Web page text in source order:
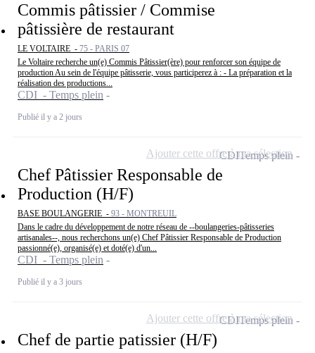
Commis pâtissier / Commise
pâtissière de restaurant
LE VOLTAIRE - 75 - PARIS 07
Le Voltaire recherche un(e) Commis Pâtissier(ère) pour renforcer son équipe de
production Au sein de l'équipe pâtisserie, vous participerez à : - La préparation et la
réalisation des productions...
CDI - Temps plein
Publié il y a 2 jours
Chef Pâtissier Responsable de
Production (H/F)
BASE BOULANGERIE - 93 - MONTREUIL
Dans le cadre du développement de notre réseau de --boulangeries-pâtisseries
artisanales--, nous recherchons un(e) Chef Pâtissier Responsable de Production
passionné(e), organisé(e) et doté(e) d'un...
CDI - Temps plein
Publié il y a 3 jours
CDITemps plein
Ajouter cette offre à ma sélection
Chef de partie patissier (H/F)
CDITemps plein
Ajouter cette offre à ma sélection